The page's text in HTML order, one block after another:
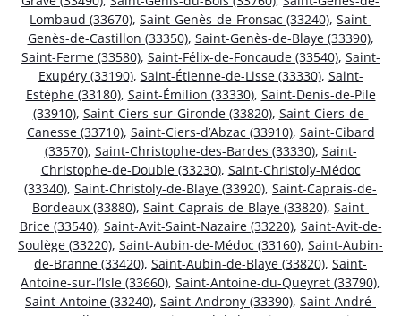
Lombaud (33670), Saint-Genès-de-Fronsac (33240), Saint-
Genès-de-Castillon (33350), Saint-Genès-de-Blaye (33390),
Saint-Ferme (33580), Saint-Félix-de-Foncaude (33540), Saint-
Exupéry (33190), Saint-Étienne-de-Lisse (33330), Saint-
Estèphe (33180), Saint-Émilion (33330), Saint-Denis-de-Pile
(33910), Saint-Ciers-sur-Gironde (33820), Saint-Ciers-de-
Canesse (33710), Saint-Ciers-d’Abzac (33910), Saint-Cibard
(33570), Saint-Christophe-des-Bardes (33330), Saint-
Christophe-de-Double (33230), Saint-Christoly-Médoc
(33340), Saint-Christoly-de-Blaye (33920), Saint-Caprais-de-
Bordeaux (33880), Saint-Caprais-de-Blaye (33820), Saint-
Brice (33540), Saint-Avit-Saint-Nazaire (33220), Saint-Avit-de-
Soulège (33220), Saint-Aubin-de-Médoc (33160), Saint-Aubin-
de-Branne (33420), Saint-Aubin-de-Blaye (33820), Saint-
Antoine-sur-l’Isle (33660), Saint-Antoine-du-Queyret (33790),
Saint-Antoine (33240), Saint-Androny (33390), Saint-André-